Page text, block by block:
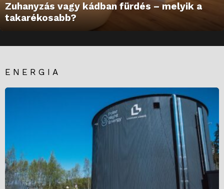
Zuhanyzás vagy kádban fürdés – melyik a
takarékosabb?
ENERGIA